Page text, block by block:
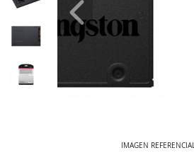
IMAGEN REFERENCIAL